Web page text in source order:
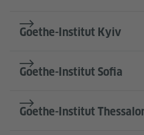
Goethe-Institut Kyiv
Goethe-Institut Sofia
Goethe-Institut